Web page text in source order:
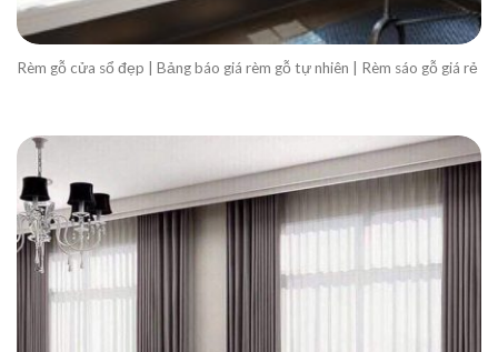
Rèm gỗ cửa sổ đẹp | Bảng báo giá rèm gỗ tự nhiên | Rèm sáo gỗ giá rẻ